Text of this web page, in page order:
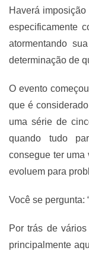
Haverá
especificamente
atormentando
determinação de
O evento
que é
uma série de
quando tudo
consegue ter
evoluem para
Você se pergunta:
Por trás de
principalmente